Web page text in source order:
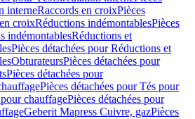
interneRaccords en croixPièces
croixRéductions indémontablesPièces
indémontablesRéductions et
Pièces détachées pour Réductions et
ObturateursPièces détachées pour
Pièces détachées pour
Pièces détachées pour Tés pour
chauffagePièces détachées pour
Geberit Mapress Cuivre, gazPièces